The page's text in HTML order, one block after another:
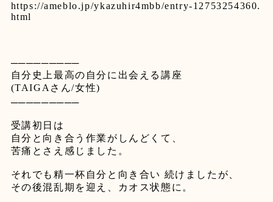
https://ameblo.jp/ykazuhir4mbb/entry-12753254360.
html
─────────
自分史上最高の自分に出会える講座
(TAIGAさん/女性)
─────────
受講初日は
自分と向き合う作業がしんどくて、
苦痛とさえ感じました。
それでも精一杯自分と向き合い 続けましたが、
その後混乱期を迎え、カオス状態に。